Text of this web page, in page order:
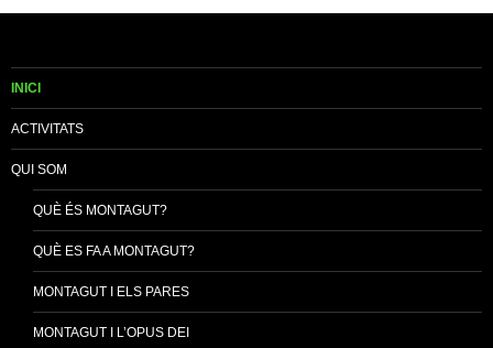
INICI
ACTIVITATS
QUI SOM
QUÈ ÉS MONTAGUT?
QUÈ ES FA A MONTAGUT?
MONTAGUT I ELS PARES
MONTAGUT I L’OPUS DEI